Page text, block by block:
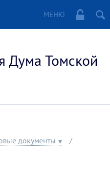
МЕНЮ
Дума Томской
документы